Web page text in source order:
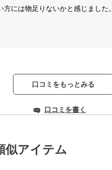
方には物足りないかと感じました。
口コミをもっとみる
口コミを書く
似アイテム